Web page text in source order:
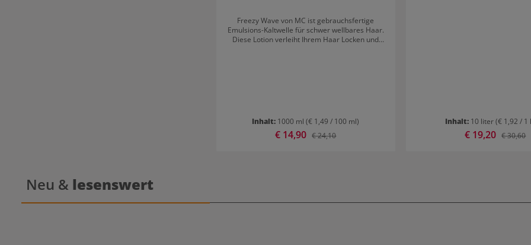
Freezy Wave von MC ist gebrauchsfertige
Emulsions-Kaltwelle für schwer wellbares Haar.
Diese Lotion verleiht Ihrem Haar Locken und
Inhalt: 1000 ml(€ 1,49 / 100 ml)
Verkaufspreis:
€ 14,90 Regulärer Preis:
€ 24,10
Inhalt: 10 liter(€ 1,92 / 1
Verkaufspreis:
€ 19,20 € 30,60
Neu & lesenswert